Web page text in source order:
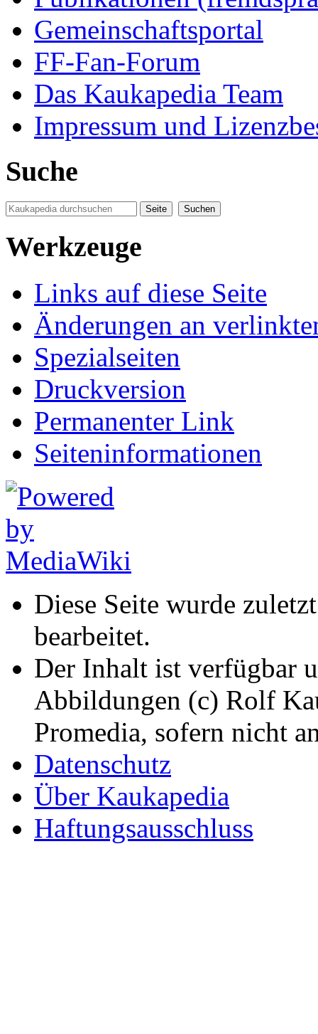
Gemeinschaftsportal
FF-Fan-Forum
Das Kaukapedia Team
Impressum und
Suche
Werkzeuge
Links auf diese Seite
Änderungen an
Spezialseiten
Druckversion
Permanenter Link
Seiten­informationen
Diese Seite wurde
bearbeitet.
Der Inhalt ist verfügbar
Abbildungen (c) Rolf
Promedia, sofern nicht
Datenschutz
Über Kaukapedia
Haftungsausschluss